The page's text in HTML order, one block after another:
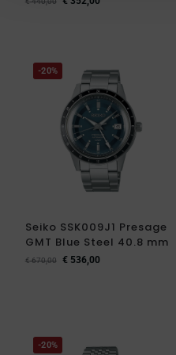
-20%
Seiko SSK009J1 Presage
GMT Blue Steel 40.8 mm
€670,00 € 536,00
-20%